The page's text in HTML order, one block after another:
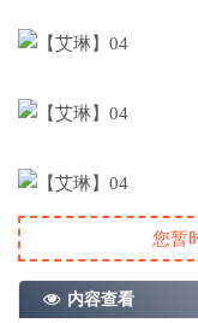
您暂
内容查看